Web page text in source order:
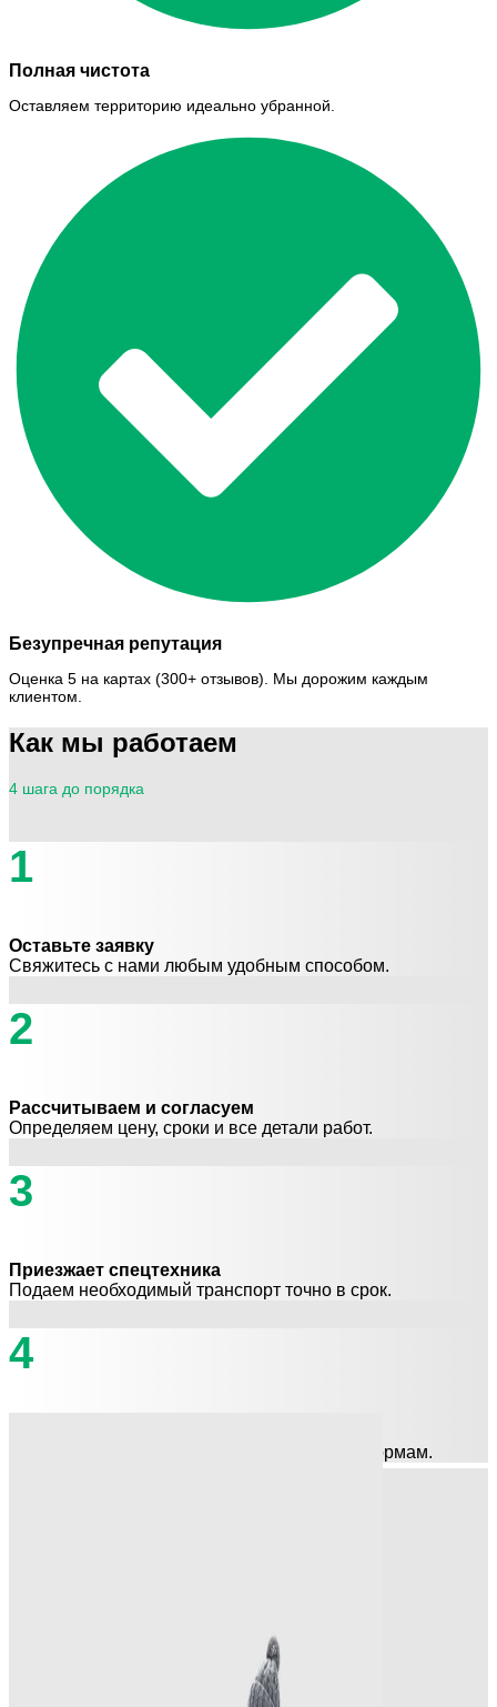
Полная чистота
Оставляем территорию идеально убранной.
Безупречная репутация
Оценка 5 на картах (300+ отзывов). Мы дорожим каждым
клиентом.
Как мы работаем
4 шага до порядка
1
Оставьте заявку
Свяжитесь с нами любым удобным способом.
2
Рассчитываем и согласуем
Определяем цену, сроки и все детали работ.
3
Приезжает спецтехника
Подаем необходимый транспорт точно в срок.
4
Быстро убираем и утилизируем отходы по нормам.